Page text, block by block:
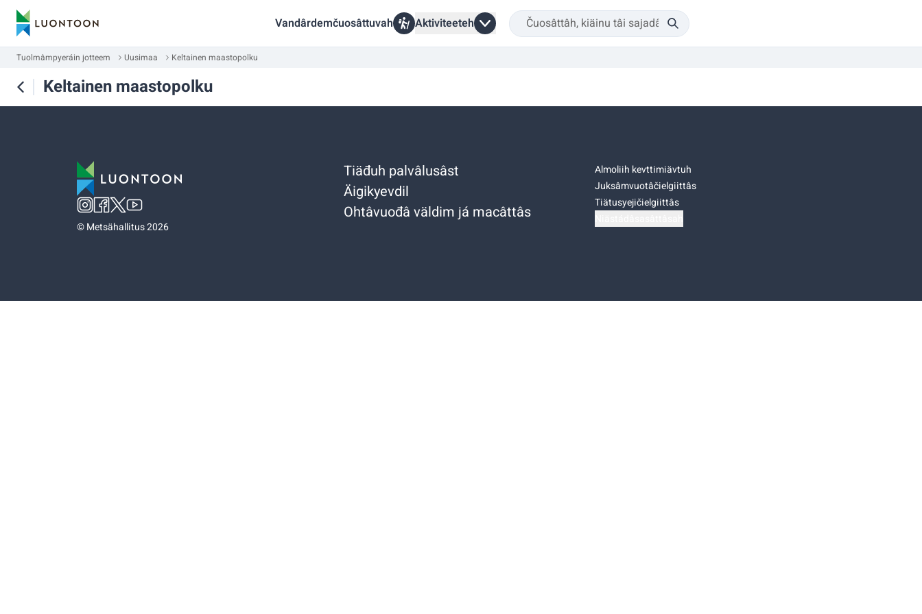
Vandârdemčuosâttuvah Aktiviteeteh
Tuolmâmpyeráin jotteem Uusimaa Keltainen maastopolku
Keltainen maastopolku
©Metsähallitus 2026
Tiäđuh palvâlusâst
Äigikyevdil
Ohtâvuođâ väldim já macâttâs
Almoliih kevttimiävtuh
Juksâmvuotâčielgiittâs
Tiätusyejičielgiittâs